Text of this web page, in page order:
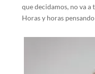
que decidamos, no va
Horas y horas